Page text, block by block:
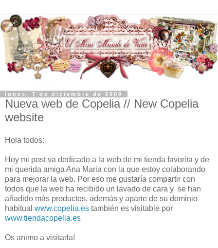
lunes, 7 de diciembre de 2009
Nueva web de Copelia // New Copelia
website
Hola todos:
Hoy mi post va dedicado a la web de mi tienda favorita y de
mi querida amiga Ana Maria con la que estoy colaborando
para mejorar la web. Por eso me gustaría compartir con
todos que la web ha recibido un lavado de cara y se han
añadido más productos, además y aparte de su dominio
habitual www.copelia.es también es visitable por
www.tiendacopelia.es
Os animo a visitarla!